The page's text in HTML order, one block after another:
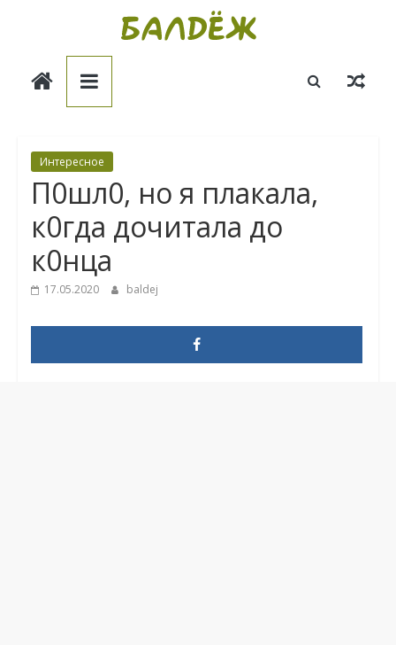
Балдёж
Интересное
П0шл0, но я плакала,
к0гда дочитала до
к0нца
17.05.2020 baldej